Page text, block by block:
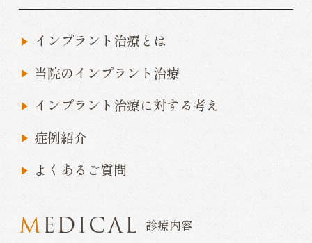
インプラント治療とは
当院のインプラント治療
インプラント治療に対する考え
症例紹介
よくあるご質問
MEDICAL 診療内容